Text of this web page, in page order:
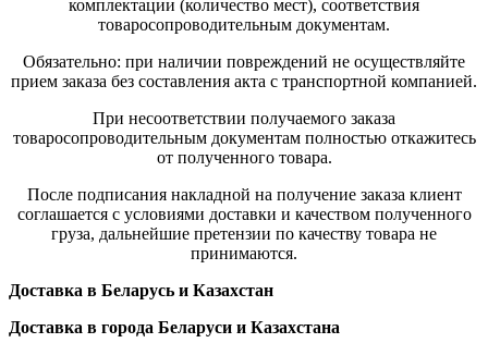
комплектации (количество мест), соответствия
товаросопроводительным документам.
Обязательно: при наличии повреждений не осуществляйте
прием заказа без составления акта с транспортной компанией.
При несоответствии получаемого заказа
товаросопроводительным документам полностью откажитесь
от полученного товара.
После подписания накладной на получение заказа клиент
соглашается с условиями доставки и качеством полученного
груза, дальнейшие претензии по качеству товара не
принимаются.
Доставка в Беларусь и Казахстан
Доставка в города Беларуси и Казахстана